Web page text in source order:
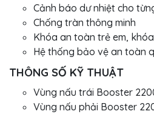
Cảnh báo dư nhiệt cho
Chống tràn thông minh
Khóa an toàn trẻ em,
Hệ thống bảo vệ an toàn
THÔNG SỐ KỸ THUẬT
Vùng nấu trái Booster
Vùng nấu phải Booster